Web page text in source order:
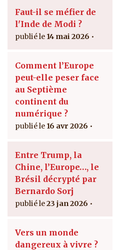
Faut-il se méfier de
l'Inde de Modi ?
14 mai 2026
Comment l’Europe
peut-elle peser face
au Septième
continent du
numérique ?
16 avr 2026
Entre Trump, la
Chine, l’Europe…, le
Brésil décrypté par
Bernardo Sorj
23 jan 2026
Vers un monde
dangereux à vivre ?